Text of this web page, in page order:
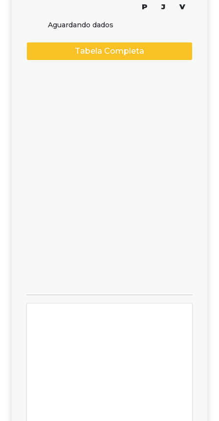
P J V
Aguardando dados
Tabela Completa